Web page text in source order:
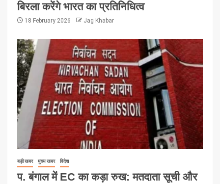
बिरला करेंगे भारत का प्रतिनिधित्व
18 February 2026 Jag Khabar
बड़ी खबर मुख्य खबर विदेश
प. बंगाल में EC का कड़ा रुख: मतदाता सूची और